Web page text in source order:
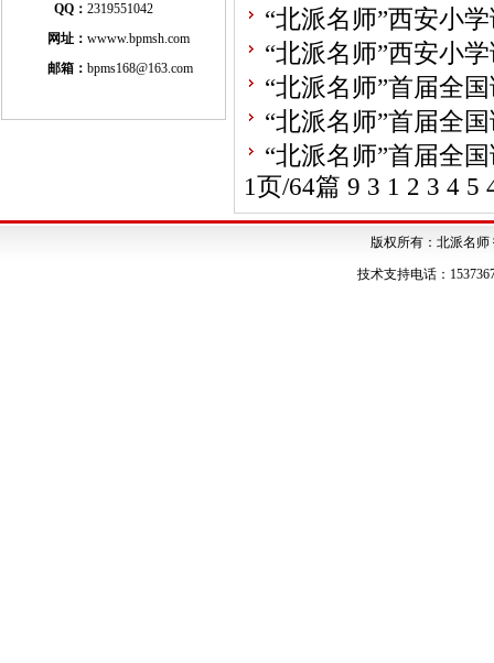
QQ： 2319551042
网址： wwww.bpmsh.com
邮箱： bpms168@163.com
“北派名师”西安小
“北派名师”西安小
“北派名师”首届全
“北派名师”首届全
“北派名师”首届全
1页/64篇 9 3 1 2 3 4 5